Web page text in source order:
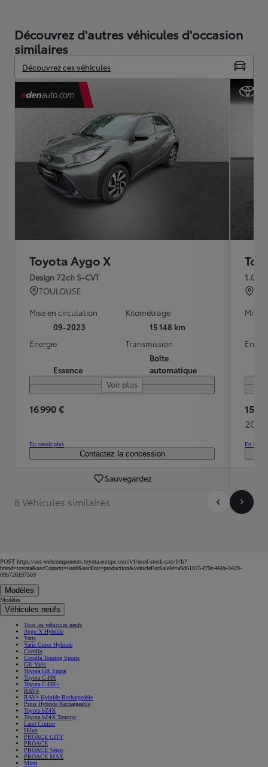
Découvrez d'autres véhicules d'occasion
similaires
Découvrez ces véhicules
Toyota Aygo X
Design 72ch S-CVT
TOULOUSE
Mise en circulation
09-2023
Kilométrage
15 148 km
Energie
Essence
Transmission
Boîte
automatique
Voir plus
16 990 €
En savoir plus
Contactez la concession
Sauvegardez
1.0
Mise
15
208
En
8 Véhicules similaires
POST https://usc-webcomponents.toyota-europe.com/v1/used-stock-cars/fr/fr?
brand=toyota&uscContext=used&uscEnv=production&vehicleForSaleId=a9d61025-f79c-460a-9429-
09b7261975b9
Modèles
Modèles
Véhicules neufs
Tous les véhicules neufs
Aygo X Hybride
Yaris
Yaris Cross Hybride
Corolla
Corolla Touring Sports
GR Yaris
Toyota GR Supra
Toyota C-HR
Toyota C-HR+
RAV4
RAV4 Hybride Rechargeable
Prius Hybride Rechargeable
Toyota bZ4X
Toyota bZ4X Touring
Land Cruiser
Hilux
PROACE CITY
PROACE
PROACE Verso
PROACE MAX
Mirai